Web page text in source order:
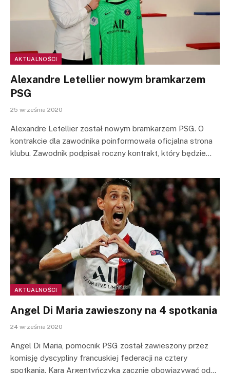
AKTUALNOŚCI
Alexandre Letellier nowym bramkarzem
PSG
25 września 2020
Alexandre Letellier został nowym bramkarzem PSG. O
kontrakcie dla zawodnika poinformowała oficjalna strona
klubu. Zawodnik podpisał roczny kontrakt, który będzie…
AKTUALNOŚCI
Angel Di Maria zawieszony na 4 spotkania
24 września 2020
Angel Di Maria, pomocnik PSG został zawieszony przez
komisję dyscypliny francuskiej federacji na cztery
spotkania. Kara Argentyńczyka zacznie obowiązywać od…